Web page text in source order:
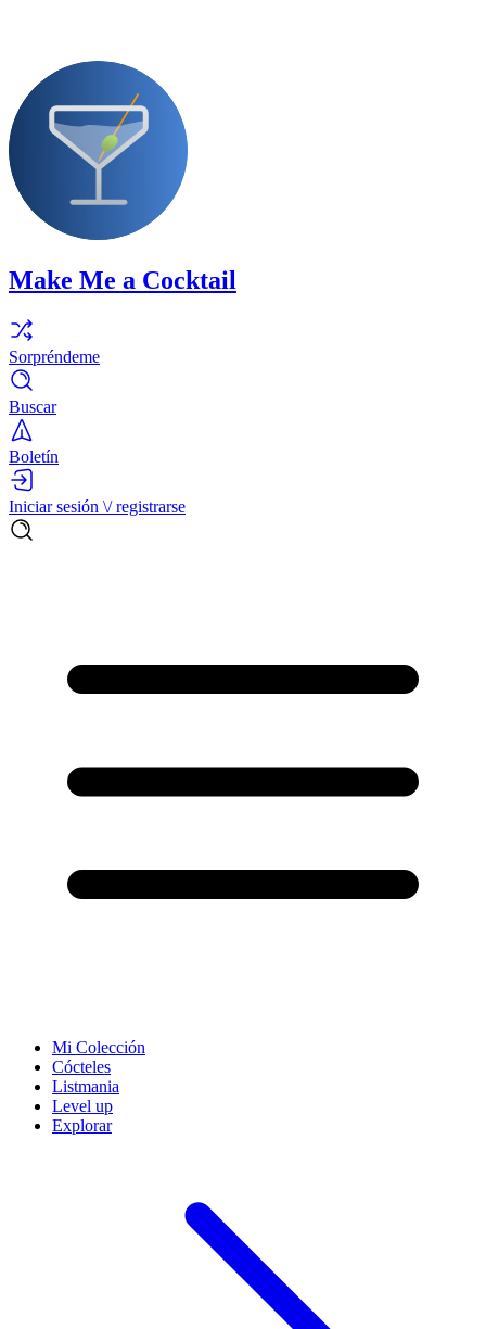
Make Me a Cocktail
Sorpréndeme
Buscar
Boletín
Iniciar sesión \/ registrarse
Mi Colección
Cócteles
Listmania
Level up
Explorar